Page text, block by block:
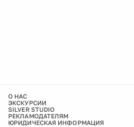
О НАС
ЭКСКУРСИИ
SILVER STUDIO
РЕКЛАМОДАТЕЛЯМ
ЮРИДИЧЕСКАЯ ИНФОРМАЦИЯ